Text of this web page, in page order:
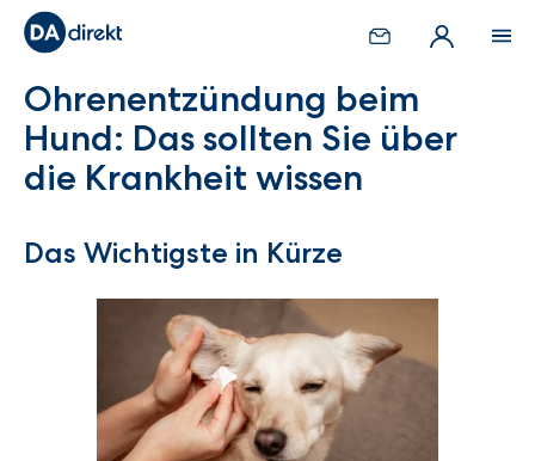
Ohrenentzündung beim
Hund: Das sollten Sie über
die Krankheit wissen
Das Wichtigste in Kürze